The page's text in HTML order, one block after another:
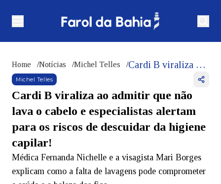
Home /Notícias /Michel Telles / Cardi B viraliza ao admitir que não lava o cabelo e especialistas alertam para os riscos de descuidar da higiene capilar!
Michel Telles
Cardi B viraliza ao admitir que não
lava o cabelo e especialistas alertam
para os riscos de descuidar da higiene
capilar!
Médica Fernanda Nichelle e a visagista Mari Borges
explicam como a falta de lavagens pode comprometer